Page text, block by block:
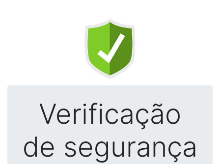
Verificação
de segurança